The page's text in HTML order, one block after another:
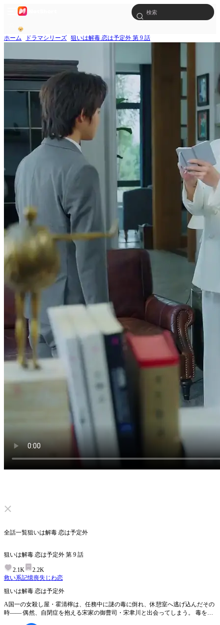
ホーム ドラマシリーズ 狙いは解毒 恋は予定外 第 9 話
ミュートを解除する
全話一覧狙いは解毒 恋は予定外
狙いは解毒 恋は予定外 第 9 話
2.1K
2.2K
救い系記憶喪失 じわ恋
狙いは解毒 恋は予定外
A国一の女殺し屋・霍清檸は、任務中に謎の毒に倒れ、休憩室へ逃げ込んだその
時―― 偶然、自閉症を抱える宋家の御曹司・宋聿川と出会ってしまう。 毒を解